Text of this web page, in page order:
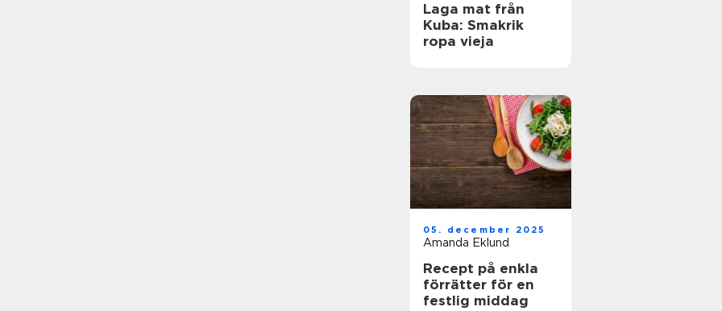
Laga mat från
Kuba: Smakrik
ropa vieja
05. december 2025
Amanda Eklund
Recept på enkla
förrätter för en
festlig middag